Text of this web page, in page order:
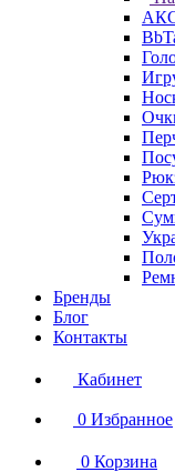
Бренды
Блог
Контакты
Кабинет
0 Избранное
0 Корзина